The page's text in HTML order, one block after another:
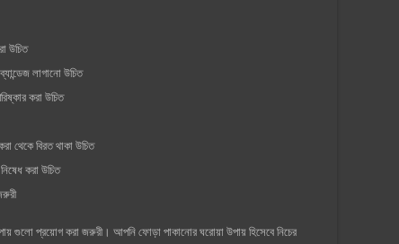
উচিত
লাগানো উচিত
করা উচিত
থেকে বিরত থাকা উচিত
করা উচিত
গুলো প্রয়োগ করা জরুরী। আপনি ফোড়া পাকানোর ঘরোয়া উপায় হিসেবে নিচের